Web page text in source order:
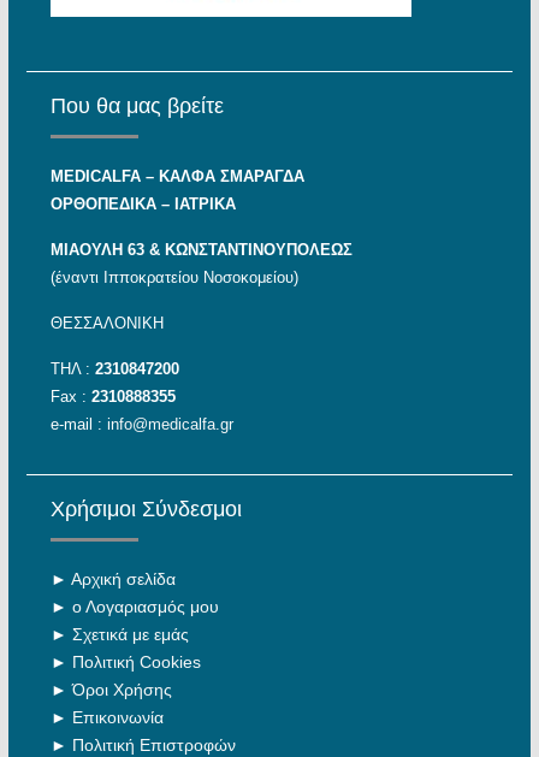
Που θα μας βρείτε
MEDICALFA – KAΛΦΑ ΣΜΑΡΑΓΔΑ
ΟΡΘΟΠΕΔΙΚΑ – ΙΑΤΡΙΚΑ
ΜΙΑΟΥΛΗ 63 & ΚΩΝΣΤΑΝΤΙΝΟΥΠΟΛΕΩΣ
(έναντι Ιπποκρατείου Νοσοκομείου)
ΘΕΣΣΑΛΟΝΙΚΗ
ΤΗΛ : 2310847200
Fax : 2310888355
e-mail : info@medicalfa.gr
Χρήσιμοι Σύνδεσμοι
► Αρχική σελίδα
► ο Λογαριασμός μου
► Σχετικά με εμάς
► Πολιτική Cookies
►Όροι Χρήσης
► Επικοινωνία
► Πολιτική Επιστροφών